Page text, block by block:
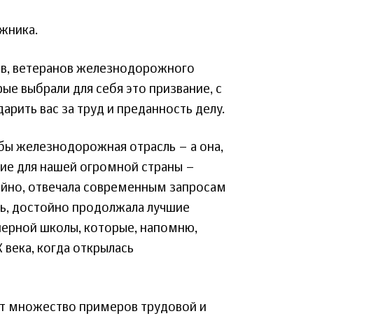
ветеранов железнодорожного
выбрали для себя это призвание, с
вас за труд и преданность делу.
железнодорожная отрасль – а она,
для нашей огромной страны –
отвечала современным запросам
достойно продолжала лучшие
школы, которые, напомню,
когда открылась
множество примеров трудовой и